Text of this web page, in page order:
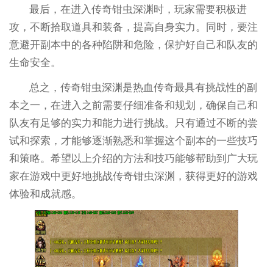
最后，在进入传奇钳虫深渊时，玩家需要积极进
攻，不断拾取道具和装备，提高自身实力。同时，要注
意避开副本中的各种陷阱和危险，保护好自己和队友的
生命安全。
总之，传奇钳虫深渊是热血传奇最具有挑战性的副
本之一，在进入之前需要仔细准备和规划，确保自己和
队友有足够的实力和能力进行挑战。只有通过不断的尝
试和探索，才能够逐渐熟悉和掌握这个副本的一些技巧
和策略。希望以上介绍的方法和技巧能够帮助到广大玩
家在游戏中更好地挑战传奇钳虫深渊，获得更好的游戏
体验和成就感。